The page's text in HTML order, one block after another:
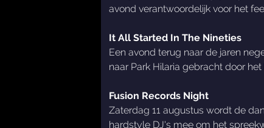
avond verantwoordelijk voor het
It All Started In The Nineties
Een avond terug naar de jaren
naar Park Hilaria gebracht door het
Fusion Records Night
Zaterdag 11 augustus wordt de
hardstyle DJ's mee om het